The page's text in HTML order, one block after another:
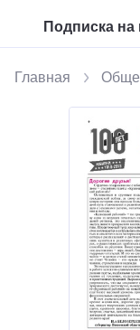
Подписка на
Главная